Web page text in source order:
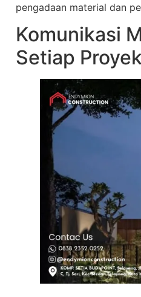
pengadaan material dan
Komunikasi
Setiap